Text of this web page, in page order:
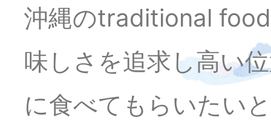
沖縄のtraditional
味しさを追求し高い
に食べてもらいたい